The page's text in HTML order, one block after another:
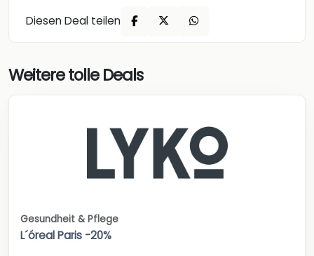
Diesen Deal teilen
Weitere tolle Deals
Gesundheit & Pflege
L´óreal Paris -20%